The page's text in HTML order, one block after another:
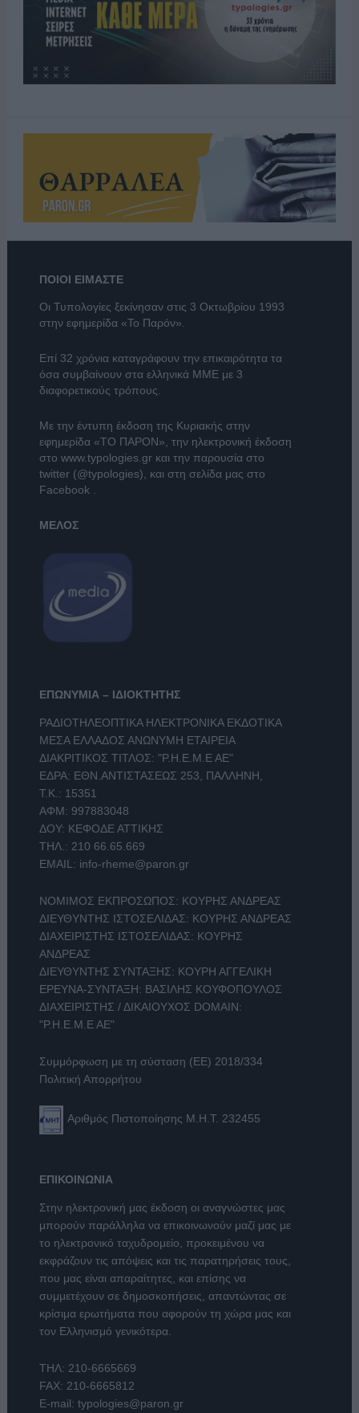
ΠΟΙΟΙ ΕΙΜΑΣΤΕ
Οι Τυπολογίες ξεκίνησαν στις 3 Οκτωβρίου 1993
στην εφημερίδα «Το Παρόν».
Επί 32 χρόνια καταγράφουν την επικαιρότητα τα
όσα συμβαίνουν στα ελληνικά ΜΜΕ με 3
διαφορετικούς τρόπους.
Με την έντυπη έκδοση της Κυριακής στην
εφημερίδα «ΤΟ ΠΑΡΟΝ» , την ηλεκτρονική έκδοση
στο www.typologies.grκαι την παρουσία στο
twitter (@typologies) , και στη σελίδα μας στο
Facebook
ΜΕΛΟΣ
ΕΠΩΝΥΜΙΑ – ΙΔΙΟΚΤΗΤΗΣ
ΡΑΔΙΟΤΗΛΕΟΠΤΙΚΑ ΗΛΕΚΤΡΟΝΙΚΑ ΕΚΔΟΤΙΚΑ
ΜΕΣΑ ΕΛΛΑΔΟΣ ΑΝΩΝΥΜΗ ΕΤΑΙΡΕΙΑ
ΔΙΑΚΡΙΤΙΚΟΣ ΤΙΤΛΟΣ: "Ρ.Η.Ε.Μ.Ε ΑΕ"
ΕΔΡΑ: ΕΘΝ.ΑΝΤΙΣΤΑΣΕΩΣ 253, ΠΑΛΛΗΝΗ,
Τ.Κ.: 15351
ΑΦΜ: 997883048
ΔΟΥ: ΚΕΦΟΔΕ ΑΤΤΙΚΗΣ
ΤΗΛ.: 210 66.65.669
EMAIL: info-rheme@paron.gr
ΝΟΜΙΜΟΣ ΕΚΠΡΟΣΩΠΟΣ: ΚΟΥΡΗΣ ΑΝΔΡΕΑΣ
ΔΙΕΥΘΥΝΤΗΣ ΙΣΤΟΣΕΛΙΔΑΣ: ΚΟΥΡΗΣ ΑΝΔΡΕΑΣ
ΔΙΑΧΕΙΡΙΣΤΗΣ ΙΣΤΟΣΕΛΙΔΑΣ: ΚΟΥΡΗΣ
ΑΝΔΡΕΑΣ
ΔΙΕΥΘΥΝΤΗΣ ΣΥΝΤΑΞΗΣ: ΚΟΥΡΗ ΑΓΓΕΛΙΚΗ
ΕΡΕΥΝΑ-ΣΥΝΤΑΞΗ: ΒΑΣΙΛΗΣ ΚΟΥΦΟΠΟΥΛΟΣ
ΔΙΑΧΕΙΡΙΣΤΗΣ / ΔΙΚΑΙΟΥΧΟΣ DOMAIN:
"Ρ.Η.Ε.Μ.Ε ΑΕ"
Συμμόρφωση με τη σύσταση (ΕΕ) 2018/334
Πολιτική Απορρήτου
Αριθμός Πιστοποίησης Μ.Η.Τ. 232455
ΕΠΙΚΟΙΝΩΝΙΑ
Στην ηλεκτρονική μας έκδοση οι αναγνώστες μας
μπορούν παράλληλα να επικοινωνούν μαζί μας με
το ηλεκτρονικό ταχυδρομείο, προκειμένου να
εκφράζουν τις απόψεις και τις παρατηρήσεις τους,
που μας είναι απαραίτητες, και επίσης να
συμμετέχουν σε δημοσκοπήσεις, απαντώντας σε
κρίσιμα ερωτήματα που αφορούν τη χώρα μας και
τον Ελληνισμό γενικότερα.
ΤΗΛ: 210-6665669
FAX: 210-6665812
E-mail: typologies@paron.gr